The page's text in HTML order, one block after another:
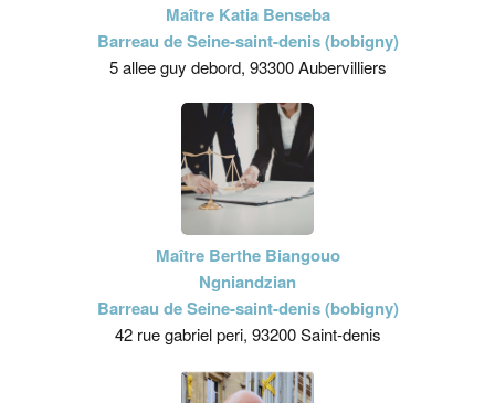
Maître Katia Benseba
Barreau de Seine-saint-denis (bobigny)
5 allee guy debord, 93300 Aubervilliers
Maître Berthe Biangouo
Ngniandzian
Barreau de Seine-saint-denis (bobigny)
42 rue gabriel peri, 93200 Saint-denis